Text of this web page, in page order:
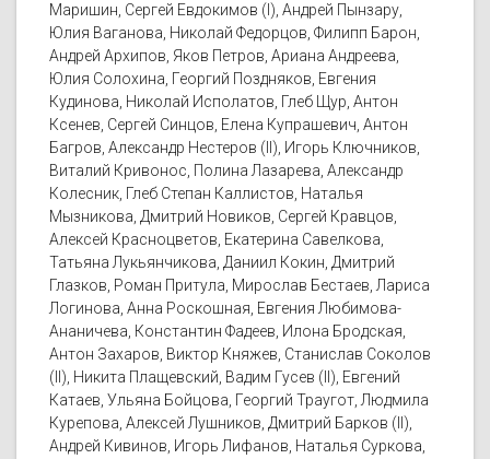
Маришин, Сергей Евдокимов (I), Андрей Пынзару,
Юлия Ваганова, Николай Федорцов, Филипп Барон,
Андрей Архипов, Яков Петров, Ариана Андреева,
Юлия Солохина, Георгий Поздняков, Евгения
Кудинова, Николай Исполатов, Глеб Щур, Антон
Ксенев, Сергей Синцов, Елена Купрашевич, Антон
Багров, Александр Нестеров (II), Игорь Ключников,
Виталий Кривонос, Полина Лазарева, Александр
Колесник, Глеб Степан Каллистов, Наталья
Мызникова, Дмитрий Новиков, Сергей Кравцов,
Алексей Красноцветов, Екатерина Савелкова,
Татьяна Лукьянчикова, Даниил Кокин, Дмитрий
Глазков, Роман Притула, Мирослав Бестаев, Лариса
Логинова, Анна Роскошная, Евгения Любимова-
Ананичева, Константин Фадеев, Илона Бродская,
Антон Захаров, Виктор Княжев, Станислав Соколов
(II), Никита Плащевский, Вадим Гусев (II), Евгений
Катаев, Ульяна Бойцова, Георгий Траугот, Людмила
Курепова, Алексей Лушников, Дмитрий Барков (II),
Андрей Кивинов, Игорь Лифанов, Наталья Суркова,